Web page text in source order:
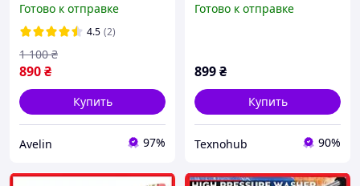
и кейс Автомойка
аккумуляторная Мини-
мойка для машины
Готово к отправке
4.5 (2)
890₴
1 100 ₴
Купить
Avelin 97%
портативная автомойка
Готово к отправке
899₴
Купить
Texnohub 90%